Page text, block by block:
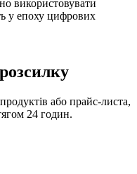
використовувати
у епоху цифрових
або прайс-листа,
24 годин.